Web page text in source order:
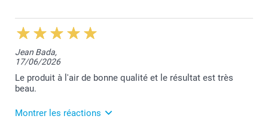
8/07/2026
12:39
Bonjour Nathalie
Je suis heureuse que votre mug vous apporte
satisfaction.
Toumia
Jean Bada,
17/06/2026
Le produit à l'air de bonne qualité et le résultat est très
beau.
Montrer les réactions